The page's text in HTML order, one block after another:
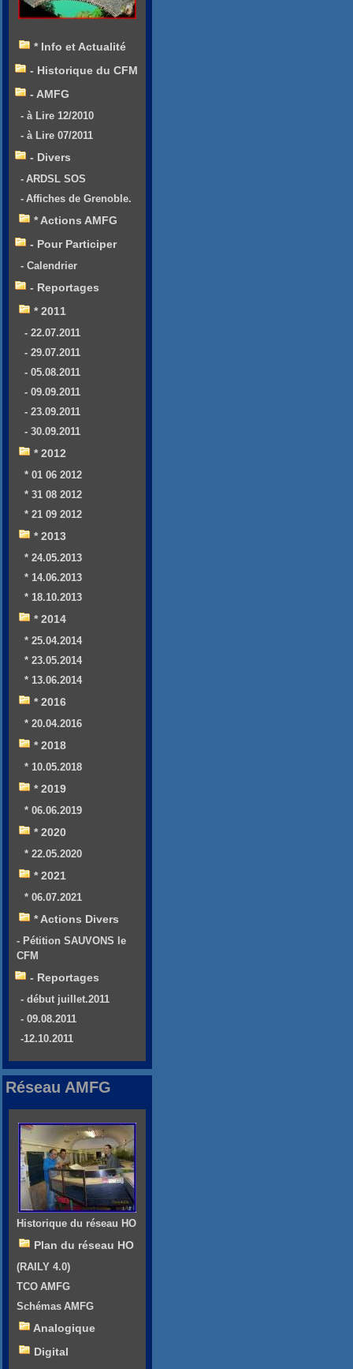
* Info et Actualité
- Historique du CFM
- AMFG
- à Lire 12/2010
- à Lire 07/2011
- Divers
- ARDSL SOS
- Affiches de Grenoble.
* Actions AMFG
- Pour Participer
- Calendrier
- Reportages
* 2011
- 22.07.2011
- 29.07.2011
- 05.08.2011
- 09.09.2011
- 23.09.2011
- 30.09.2011
* 2012
* 01 06 2012
* 31 08 2012
* 21 09 2012
* 2013
* 24.05.2013
* 14.06.2013
* 18.10.2013
* 2014
* 25.04.2014
* 23.05.2014
* 13.06.2014
* 2016
* 20.04.2016
* 2018
* 10.05.2018
* 2019
* 06.06.2019
* 2020
* 22.05.2020
* 2021
* 06.07.2021
* Actions Divers
- Pétition SAUVONS le
CFM
- Reportages
- début juillet.2011
- 09.08.2011
-12.10.2011
Réseau AMFG
Historique du réseau HO
Plan du réseau HO
(RAILY 4.0)
TCO AMFG
Schémas AMFG
Analogique
Digital